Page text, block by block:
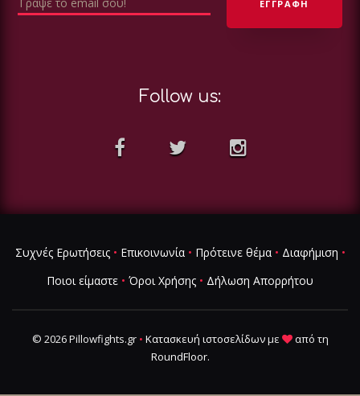
Follow us:
Συχνές Ερωτήσεις• Επικοινωνία• Πρότεινε θέμα• Διαφήμιση •
Ποιοι είμαστε • Όροι Χρήσης • Δήλωση Απορρήτου
© 2026 Pillowfights.gr • Κατασκευή ιστοσελίδωνμε
από τη
RoundFloor.